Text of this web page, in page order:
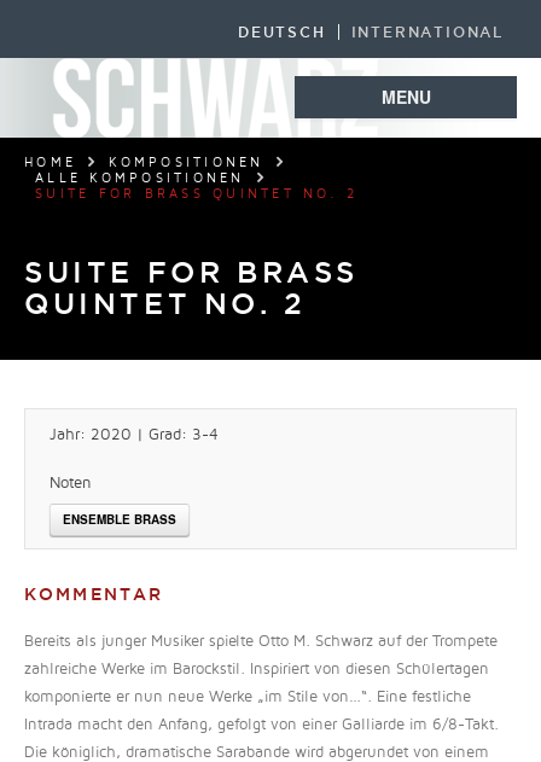
DEUTSCH INTERNATIONAL
MENU
HOME
KOMPOSITIONEN
ALLE KOMPOSITIONEN
SUITE FOR BRASS QUINTET NO. 2
SUITE FOR BRASS
QUINTET NO. 2
Jahr: 2020 | Grad: 3-4
Noten
ENSEMBLE BRASS
KOMMENTAR
Bereits als junger Musiker spielte Otto M. Schwarz auf der Trompete
zahlreiche Werke im Barockstil. Inspiriert von diesen Schülertagen
komponierte er nun neue Werke „im Stile von…“. Eine festliche
Intrada macht den Anfang, gefolgt von einer Galliarde im 6/8-Takt.
Die königlich, dramatische Sarabande wird abgerundet von einem